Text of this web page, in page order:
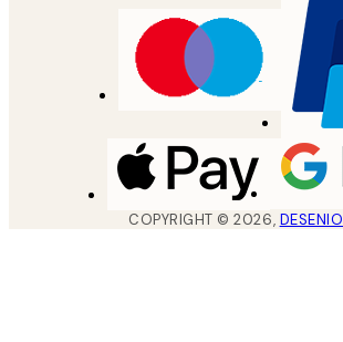
COPYRIGHT ©2026, DESENIO